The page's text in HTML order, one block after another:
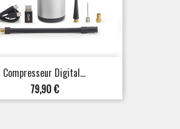
Compresseur Digital...
Prix
79,90 €